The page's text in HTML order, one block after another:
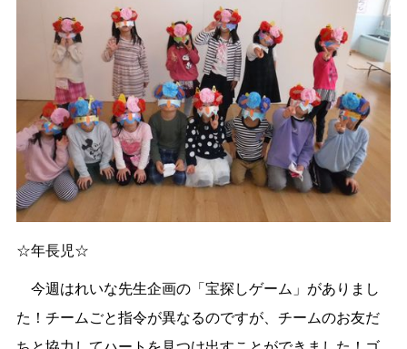
☆年長児☆
今週はれいな先生企画の「宝探しゲーム」がありまし
た！チームごと指令が異なるのですが、チームのお友だ